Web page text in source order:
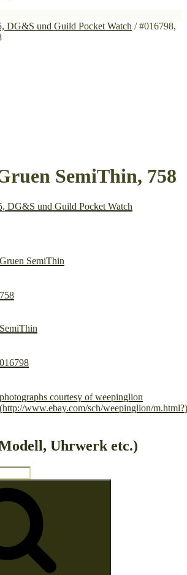
DG&S und Guild Pocket Watch / #016798,
SemiThin, 758
DG&S und Guild Pocket Watch
Gruen SemiThin
758
SemiThin
016798
photographs courtesy of weepinglion
(http://www.ebay.com/sch/weepinglion/m.html?)
Uhrwerk etc.)